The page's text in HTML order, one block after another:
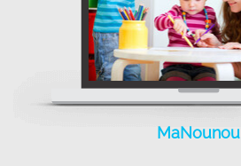
MaNounou